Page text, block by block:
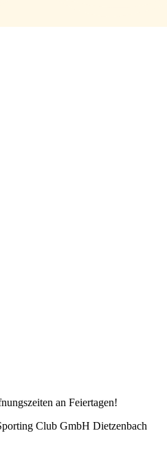
an Feiertagen!
Club GmbH Dietzenbach